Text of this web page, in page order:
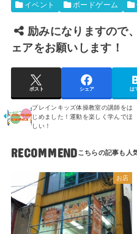
イベント ボードゲーム
励みになりますので
ェアをお願いします！
ポスト シェア は
ブレインキッズ体操教室の講師をは
じめました！運動を楽しく学んでほ
しい！
RECOMMEND
お店